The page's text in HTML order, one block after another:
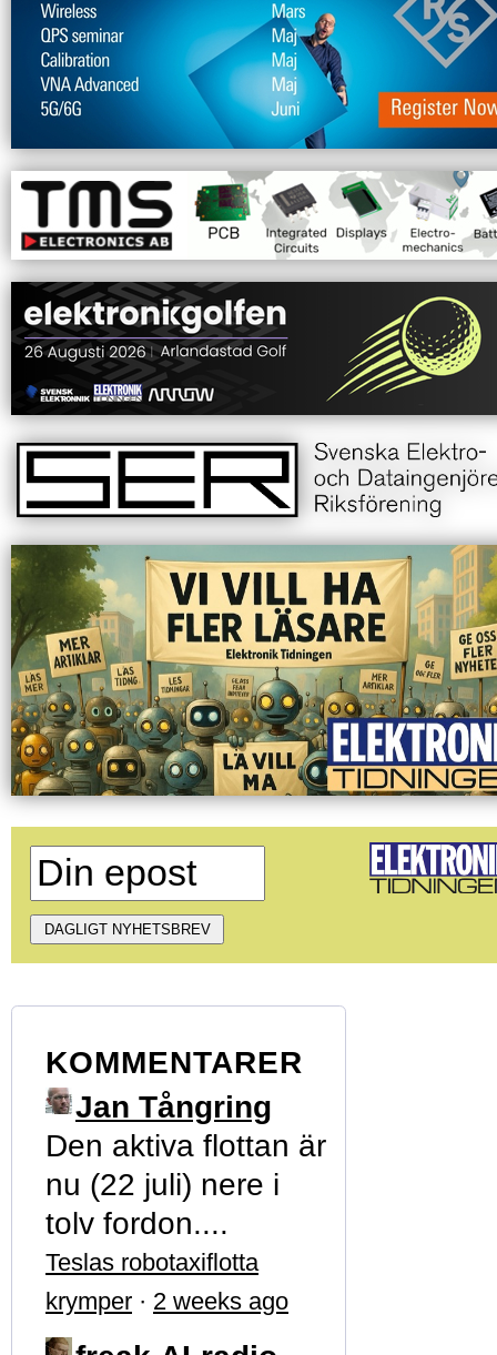
KOMMENTARER
Jan Tångring
Den aktiva flottan är
nu (22 juli) nere i
tolv fordon....
Teslas robotaxiflotta
krymper · 2 weeks ago